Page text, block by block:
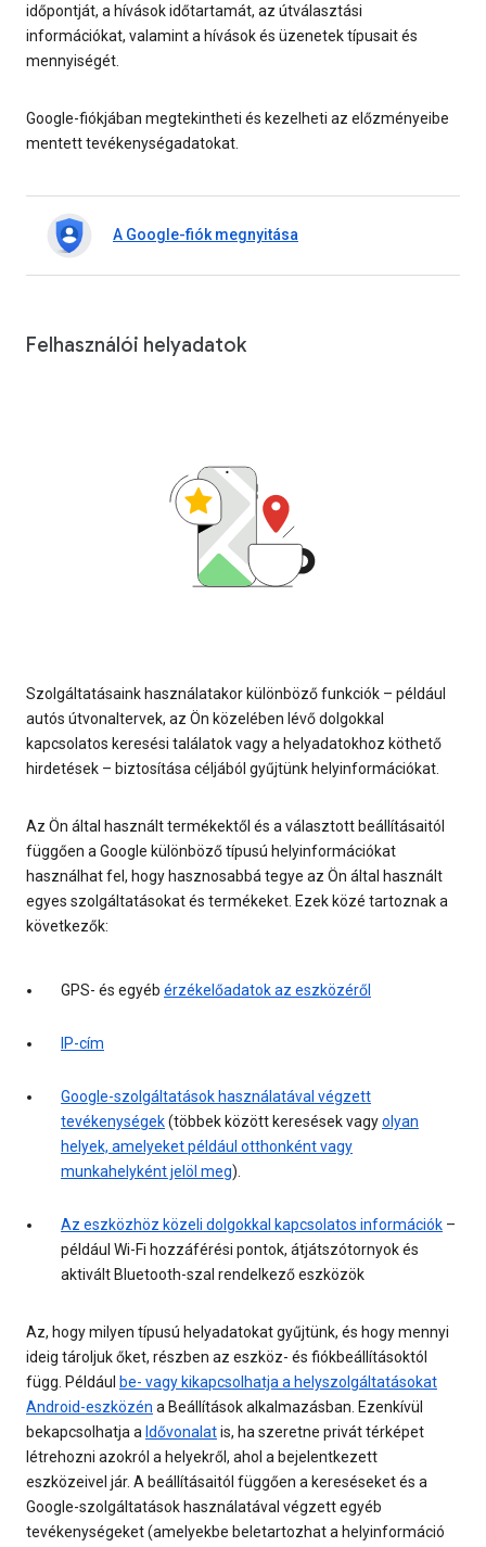
időpontját, a hívások időtartamát, az útválasztási
információkat, valamint a hívások és üzenetek típusait és
mennyiségét.
Google-fiókjában megtekintheti és kezelheti az előzményeibe
mentett tevékenységadatokat.
A Google-fiók megnyitása
Felhasználói helyadatok
Szolgáltatásaink használatakor különböző funkciók – például
autós útvonaltervek, az Ön közelében lévő dolgokkal
kapcsolatos keresési találatok vagy a helyadatokhoz köthető
hirdetések – biztosítása céljából gyűjtünk helyinformációkat.
Az Ön által használt termékektől és a választott beállításaitól
függően a Google különböző típusú helyinformációkat
használhat fel, hogy hasznosabbá tegye az Ön által használt
egyes szolgáltatásokat és termékeket. Ezek közé tartoznak a
következők:
GPS- és egyéb érzékelőadatok az eszközéről
IP-cím
Google-szolgáltatások használatával végzett
tevékenységek(többek között keresések vagyolyan
helyek, amelyeket például otthonként vagy
munkahelyként jelöl meg).
Az eszközhöz közeli dolgokkal kapcsolatos információk –
például Wi-Fi hozzáférési pontok, átjátszótornyok és
aktivált Bluetooth-szal rendelkező eszközök
Az, hogy milyen típusú helyadatokat gyűjtünk, és hogy mennyi
ideig tároljuk őket, részben az eszköz- és fiókbeállításoktól
függ. Például be- vagy kikapcsolhatja a helyszolgáltatásokat
Android-eszközén a Beállítások alkalmazásban. Ezenkívül
bekapcsolhatja a Idővonalatis, ha szeretne privát térképet
létrehozni azokról a helyekről, ahol a bejelentkezett
eszközeivel jár. A beállításaitól függően a kereséseket és a
Google-szolgáltatások használatával végzett egyéb
tevékenységeket (amelyekbe beletartozhat a helyinformáció